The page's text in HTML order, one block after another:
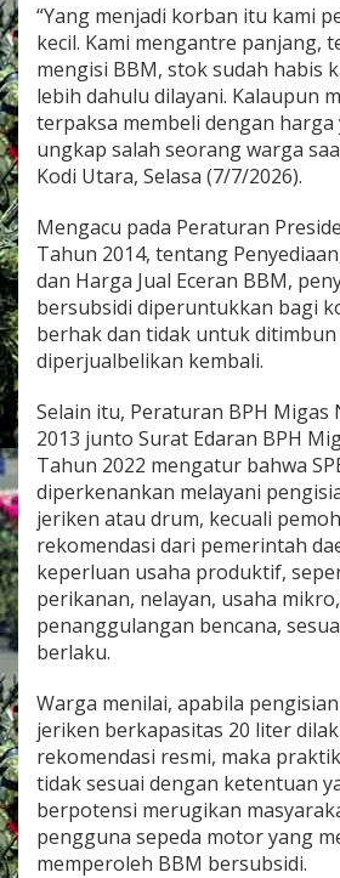
a
n
S
u
i
t
M
n
a
p
a
t
“Yang menjadi korban itu kami
kecil. Kami mengantre panjang,
mengisi BBM, stok sudah habis
lebih dahulu dilayani. Kalaupun
terpaksa membeli dengan harga
ungkap salah seorang warga
Kodi Utara, Selasa (7/7/2026).
Mengacu pada Peraturan
Tahun 2014, tentang
dan Harga Jual Eceran BBM,
bersubsidi diperuntukkan bagi
berhak dan tidak untuk ditimbun
diperjualbelikan kembali.
Selain itu, Peraturan BPH Migas
2013 junto Surat Edaran BPH
Tahun 2022 mengatur bahwa
diperkenankan melayani
jeriken atau drum, kecuali
rekomendasi dari pemerintah
keperluan usaha produktif,
perikanan, nelayan, usaha
penanggulangan bencana,
berlaku.
Warga menilai, apabila
jeriken berkapasitas 20 liter
rekomendasi resmi, maka
tidak sesuai dengan ketentuan
berpotensi merugikan
pengguna sepeda motor yang
memperoleh BBM bersubsidi.